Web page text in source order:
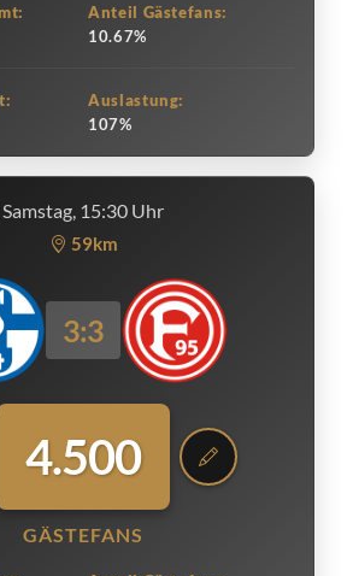
Anteil Gästefans:
10.67%
Auslastung:
107%
Samstag, 15:30 Uhr
59km
3:3
4.500
GÄSTEFANS